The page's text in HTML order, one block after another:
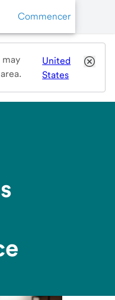
Commencer
United
States